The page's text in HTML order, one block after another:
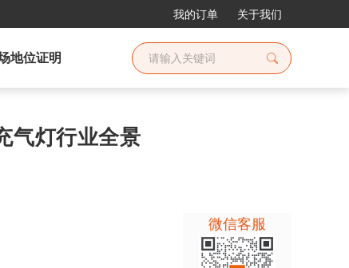
我的订单 关于我们
地位证明
气灯行业全景
微信客服